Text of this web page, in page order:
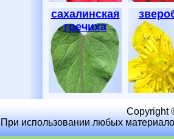
сахалинская
гречиха
Copyright
При использовании любых